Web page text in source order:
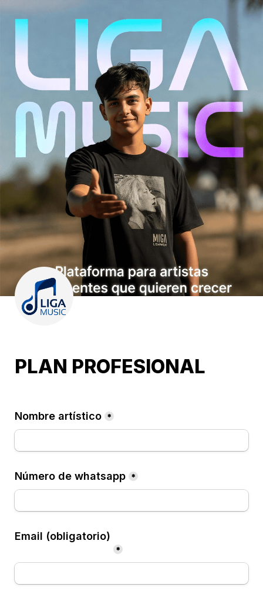
PLAN PROFESIONAL
Nombre artístico *
Número de whatsapp *
Email (obligatorio)
*